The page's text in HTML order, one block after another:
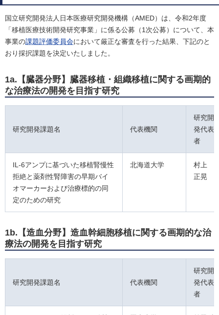
国立研究開発法人日本医療研究開発機構（AMED）は、令和2年度
「移植医療技術開発研究事業」に係る公募（1次公募）について、本
事業の課題評価委員会において厳正な審査を行った結果、下記のと
おり採択課題を決定いたしました。
1a.【臓器分野】臓器移植・組織移植に関する画期的
な治療法の開発を目指す研究
研究開発課題名 代表機関
研究開
発代表
者
IL-6アンプに基づいた移植腎慢性
拒絶と薬剤性腎障害の早期バイ
オマーカーおよび治療標的の同
定のための研究
北海道大学
村上
正晃
1b.【造血分野】造血幹細胞移植に関する画期的な治
療法の開発を目指す研究
研究開発課題名 代表機関
研究開
発代表
者